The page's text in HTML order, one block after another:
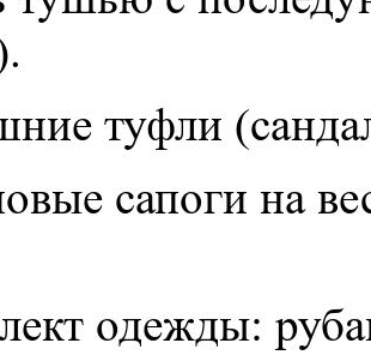
туфли
сапоги на
одежды: